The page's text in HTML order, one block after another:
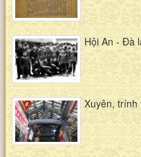
Hội An - Đà
Xuyên, trính